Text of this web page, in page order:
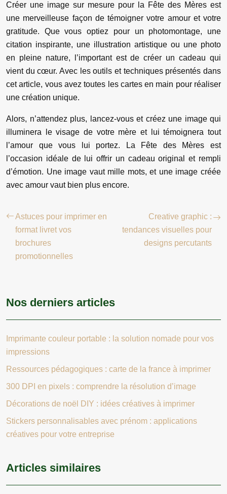
Créer une image sur mesure pour la Fête des Mères est
une merveilleuse façon de témoigner votre amour et votre
gratitude. Que vous optiez pour un photomontage, une
citation inspirante, une illustration artistique ou une photo
en pleine nature, l’important est de créer un cadeau qui
vient du cœur. Avec les outils et techniques présentés dans
cet article, vous avez toutes les cartes en main pour réaliser
une création unique.
Alors, n’attendez plus, lancez-vous et créez une image qui
illuminera le visage de votre mère et lui témoignera tout
l’amour que vous lui portez. La Fête des Mères est
l’occasion idéale de lui offrir un cadeau original et rempli
d’émotion. Une image vaut mille mots, et une image créée
avec amour vaut bien plus encore.
Astuces pour imprimer en
format livret vos
brochures
promotionnelles
Creative graphic :
tendances visuelles pour
designs percutants
Nos derniers articles
Imprimante couleur portable : la solution nomade pour vos
impressions
Ressources pédagogiques : carte de la france à imprimer
300 DPI en pixels : comprendre la résolution d’image
Décorations de noël DIY : idées créatives à imprimer
Stickers personnalisables avec prénom : applications
créatives pour votre entreprise
Articles similaires